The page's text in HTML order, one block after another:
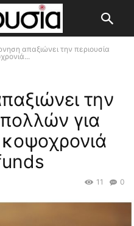
απαξιώνει την περιουσία
την
για
0
11